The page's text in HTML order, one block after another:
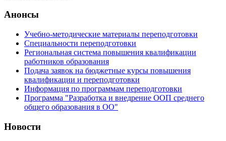
Анонсы
Учебно-методические материалы переподготовки
Специальности переподготовки
Региональная система повышения квалификации
работников образования
Подача заявок на бюджетные курсы повышения
квалификации и переподготовки
Информация по программам переподготовки
Программа "Разработка и внедрение ООП среднего
общего образования в ОО"
Новости